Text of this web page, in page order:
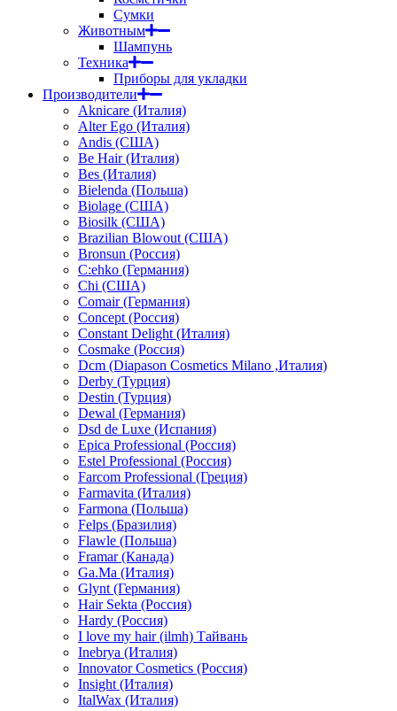
Сумки
Животным
Шампунь
Техника
Приборы для укладки
Производители
Aknicare (Италия)
Alter Ego (Италия)
Andis (США)
Be Hair (Италия)
Bes (Италия)
Bielenda (Польша)
Biolage (США)
Biosilk (США)
Brazilian Blowout (США)
Bronsun (Россия)
C:ehko (Германия)
Chi (США)
Comair (Германия)
Concept (Россия)
Constant Delight (Италия)
Cosmake (Россия)
Dcm (Diapason Cosmetics Milano ,Италия)
Derby (Турция)
Destin (Турция)
Dewal (Германия)
Dsd de Luxe (Испания)
Epica Professional (Россия)
Estel Professional (Россия)
Farcom Professional (Греция)
Farmavita (Италия)
Farmona (Польша)
Felps (Бразилия)
Flawle (Польша)
Framar (Канада)
Ga.Ma (Италия)
Glynt (Германия)
Hair Sekta (Россия)
Hardy (Россия)
I love my hair (ilmh) Тайвань
Inebrya (Италия)
Innovator Cosmetics (Россия)
Insight (Италия)
ItalWax (Италия)